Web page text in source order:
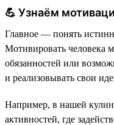
💪 Узнаём
Главное — понять
Мотивировать человека
обязанностей или
и реализовывать свои
Например, в нашей
активностей, где